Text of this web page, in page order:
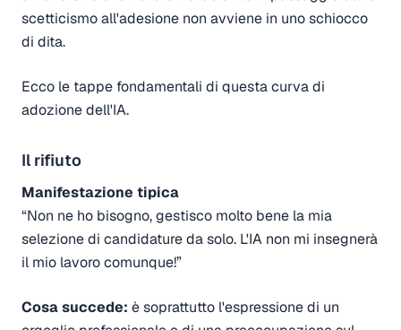
scetticismo all'adesione non avviene in uno schiocco
di dita.
Ecco le tappe fondamentali di questa curva di
adozione dell'IA.
Il rifiuto
Manifestazione tipica
“Non ne ho bisogno, gestisco molto bene la mia
selezione di candidature da solo. L'IA non mi insegnerà
il mio lavoro comunque!”
Cosa succede: è soprattutto l'espressione di un